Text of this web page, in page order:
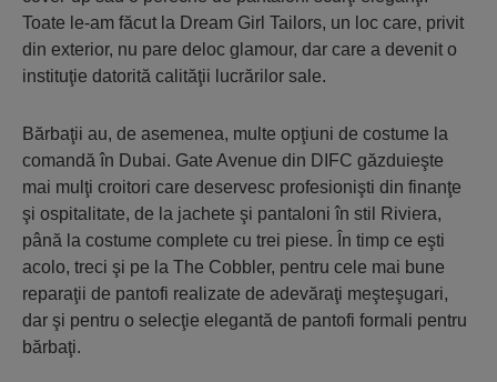
Toate le-am făcut la Dream Girl Tailors, un loc care, privit
din exterior, nu pare deloc glamour, dar care a devenit o
instituţie datorită calităţii lucrărilor sale.
Bărbaţii au, de asemenea, multe opţiuni de costume la
comandă în Dubai. Gate Avenue din DIFC găzduieşte
mai mulţi croitori care deservesc profesionişti din finanţe
şi ospitalitate, de la jachete şi pantaloni în stil Riviera,
până la costume complete cu trei piese. În timp ce eşti
acolo, treci şi pe la The Cobbler, pentru cele mai bune
reparaţii de pantofi realizate de adevăraţi meşteşugari,
dar şi pentru o selecţie elegantă de pantofi formali pentru
bărbaţi.